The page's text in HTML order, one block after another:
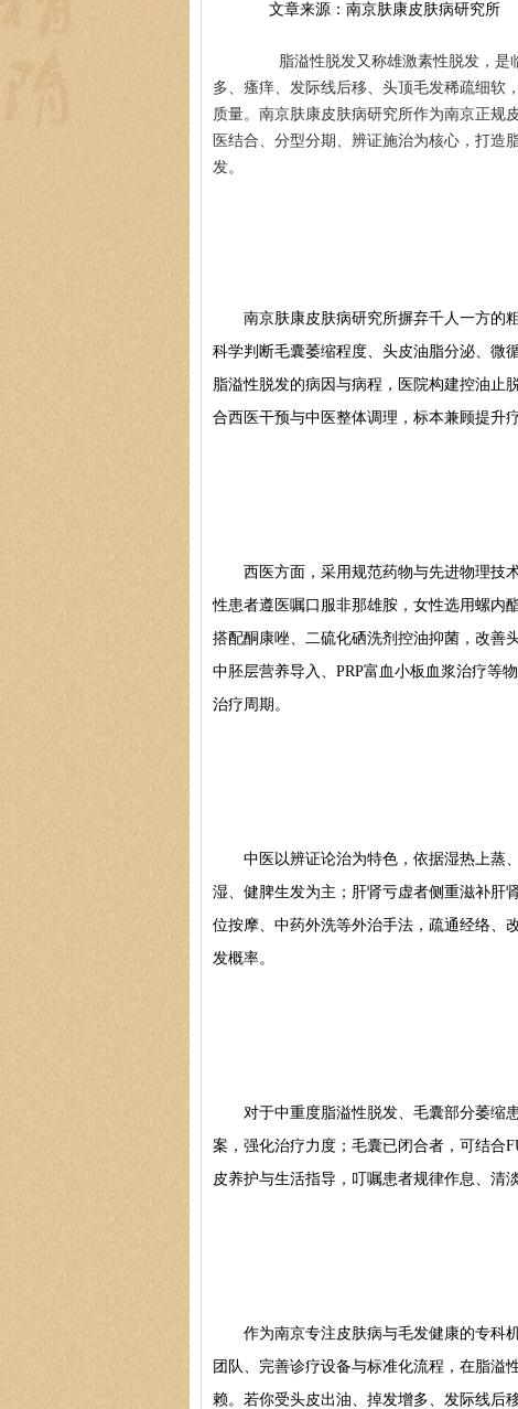
文章来源：南京肤康皮肤病研究所
脂溢性脱发又称雄激素性脱发，是
多、瘙痒、发际线后移、头顶毛发稀疏细软
质量。南京肤康皮肤病研究所作为南京正规
医结合、分型分期、辨证施治为核心，打造
发。
南京肤康皮肤病研究所摒弃千人一方的粗
科学判断毛囊萎缩程度、头皮油脂分泌、微
脂溢性脱发的病因与病程，医院构建控油止
合西医干预与中医整体调理，标本兼顾提升疗
西医方面，采用规范药物与先进物理技术
性患者遵医嘱口服非那雄胺，女性选用螺内
搭配酮康唑、二硫化硒洗剂控油抑菌，改善
中胚层营养导入、PRP富血小板血浆治疗等
治疗周期。
中医以辨证论治为特色，依据湿热上蒸、
湿、健脾生发为主；肝肾亏虚者侧重滋补肝
位按摩、中药外洗等外治手法，疏通经络、
发概率。
对于中重度脂溢性脱发、毛囊部分萎缩患
案，强化治疗力度；毛囊已闭合者，可结合
皮养护与生活指导，叮嘱患者规律作息、清
作为南京专注皮肤病与毛发健康的专科机
团队、完善诊疗设备与标准化流程，在脂溢
赖。若你受头皮出油、掉发增多、发际线后